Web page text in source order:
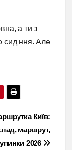
а ти з
сидіння. Але
Київ:
маршрут,
2026